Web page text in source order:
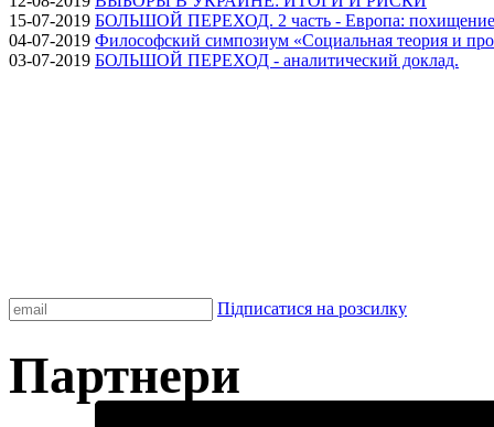
15-07-2019 БОЛЬШОЙ ПЕРЕХОД. 2 часть - Европа: похищение
04-07-2019 Философский симпозиум «Социальная теория и
03-07-2019 БОЛЬШОЙ ПЕРЕХОД - аналитический доклад.
Підписатися на розсилку
Партнери